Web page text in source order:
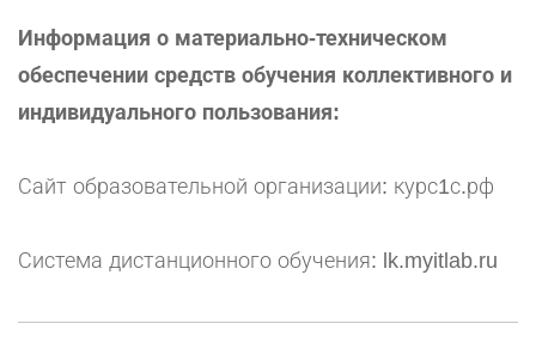
Информация о материально-техническом
обеспечении средств обучения коллективного и
индивидуального пользования:
Сайт образовательной организации: курс1с.рф
Система дистанционного обучения: lk.myitlab.ru